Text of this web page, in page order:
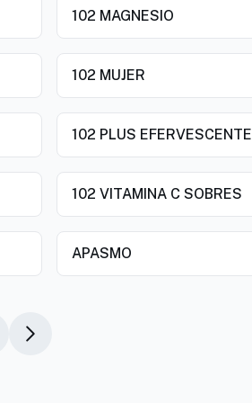
102 MAGNESIO
102 MUJER
102 PLUS EFERVESCENTE
102 VITAMINA C SOBRES
APASMO